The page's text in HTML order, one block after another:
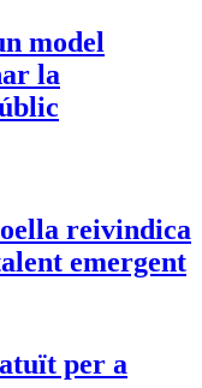
model
la
reivindica
emergent
per a